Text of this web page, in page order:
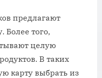
предлагают
Более того,
целую
В таких
карту выбрать из